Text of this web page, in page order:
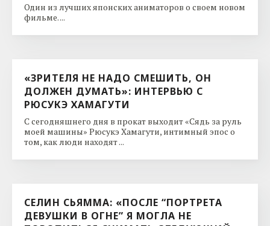
Один из лучших японских аниматоров о своем новом
фильме. ...
«ЗРИТЕЛЯ НЕ НАДО СМЕШИТЬ, ОН
ДОЛЖЕН ДУМАТЬ»: ИНТЕРВЬЮ С
РЮСУКЭ ХАМАГУТИ
С сегодняшнего дня в прокат выходит «Сядь за руль
моей машины» Рюсукэ Хамагути, интимный эпос о
том, как люди находят ...
СЕЛИН СЬЯММА: «ПОСЛЕ “ПОРТРЕТА
ДЕВУШКИ В ОГНЕ” Я МОГЛА НЕ